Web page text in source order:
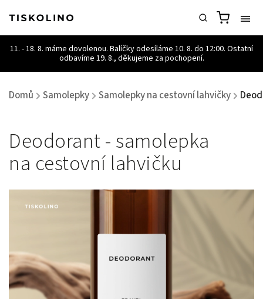
Domů / Samolepky / Samolepky na cestovní lahvičky /
Deodorant - samolepka
na cestovní lahvičku